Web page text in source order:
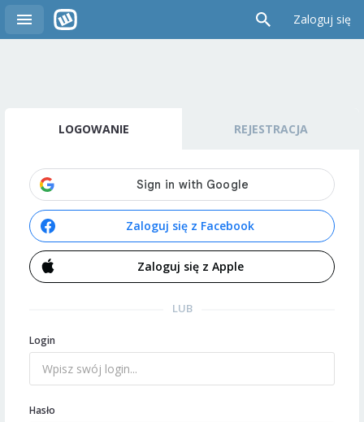
Zaloguj się
LOGOWANIE REJESTRACJA
Zaloguj się z Facebook
Zaloguj się z Apple
LUB
Login
Hasło